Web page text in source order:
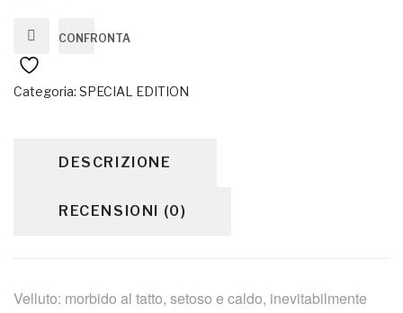
€48.00.
CONFRONTA
Categoria: SPECIAL EDITION
DESCRIZIONE
RECENSIONI (0)
Velluto: morbido al tatto, setoso e caldo, inevitabilmente